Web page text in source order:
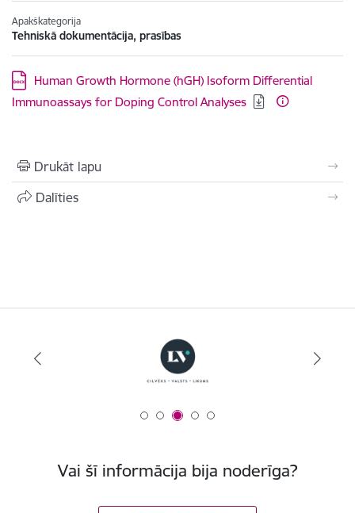
Apakškategorija
Tehniskā dokumentācija, prasības
Lejupielādēt:
Human Growth Hormone (hGH) Isoform Differential
Immunoassays for Doping Control Analyses
Drukāt lapu
Dalīties
Vai šī informācija bija noderīga?